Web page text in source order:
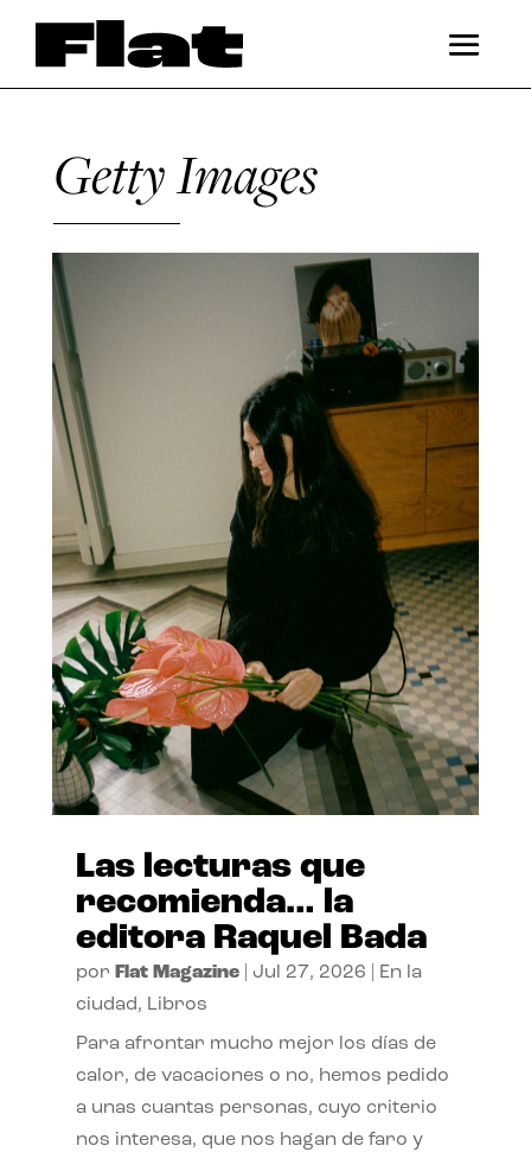
Getty Images
Las lecturas que
recomienda… la
editora Raquel Bada
por Flat Magazine| Jul 27, 2026
En la
ciudad, Libros
Para afrontar mucho mejor los días de
calor, de vacaciones o no, hemos pedido
a unas cuantas personas, cuyo criterio
nos interesa, que nos hagan de faro y